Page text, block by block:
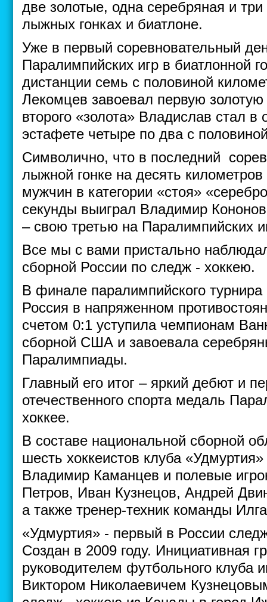
две золотые, одна серебряная и
лыжных гонках и биатлоне.
Уже в первый соревновательный
Паралимпийских игр в биатлонной
дистанции семь с половиной
Лекомцев завоевал первую
второго «золота» Владислав стал
эстафете четыре по два с
Символично, что в последний
лыжной гонке на десять
мужчин в категории «стоя»
секунды выиграл Владимир
– свою третью на Паралимпийских
Все мы с вами пристально
сборной России по следж - хоккею.
В финале паралимпийского
Россия в напряженном
счетом 0:1 уступила чемпионам
сборной США и завоевала
Паралимпиады.
Главный его итог – яркий дебют и
отечественного спорта медаль
хоккее.
В составе национальной сборной
шесть хоккеистов клуба
Владимир Каманцев и полевые
Петров, Иван Кузнецов, Андрей
а также тренер-техник команды
«Удмуртия» - первый в России
Создан в 2009 году. Инициативная
руководителем футбольного клуба
Виктором Николаевичем